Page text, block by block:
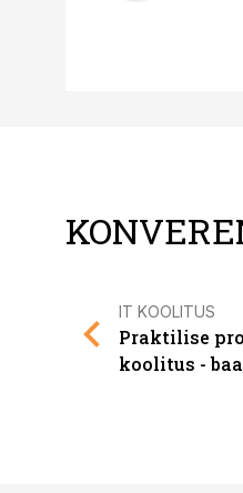
IT KOOLITUS
Praktilise
koolitus -